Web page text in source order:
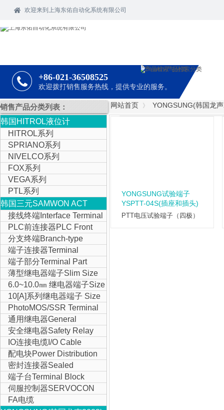
欢迎来到上海东佑自动化系统有限公司
+86-021-36508525
欢迎拨打销售服务热线，提供专业的服务。
销售产品分类列表： 网站首页 》 YONGSUNG(韩国龙
韩国HITROL液位计
HITROL系列
SPRIANO系列
NIVELCO系列
FOX系列
VEGA系列
PTL系列
韩国三元SAMWON ACT
IOLINK
接线终端Interface Terminal
Block
PLC前连接器PLC Front
Connector
分支终端Branch-type
Terminal
端子连接器Terminal
Connector
端子部分Terminal Part
薄型继电器端子Slim Size
Relay Terminal
6.0~10.0㎜ 继电器端子Size
Relay Terminal
10[A]系列继电器端子 Size
Relay Terminal
PhotoMOS/SSR Terminal
通用继电器General
Purpose Relay
安全继电器Safety Relay
IO连接电缆I/O Cable
配电块Power Distribution
Block
密封连接器Sealed
Connector
端子台Terminal Block
伺服控制器SERVOCON
FA电缆
YONGSUNG试验端子
YSPTT-04S(插座和插头)
PTT电压试验端子（四极）